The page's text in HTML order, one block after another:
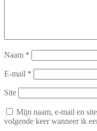
Naam *
E-mail *
Site
Mijn naam, e-mail en
volgende keer wanneer ik